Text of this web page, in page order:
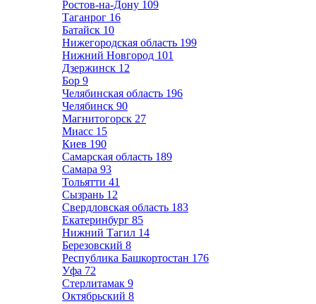
Ростов-на-Дону 109
Таганрог 16
Батайск 10
Нижегородская область 199
Нижний Новгород 101
Дзержинск 12
Бор 9
Челябинская область 196
Челябинск 90
Магнитогорск 27
Миасс 15
Киев 190
Самарская область 189
Самара 93
Тольятти 41
Сызрань 12
Свердловская область 183
Екатеринбург 85
Нижний Тагил 14
Березовский 8
Республика Башкортостан 176
Уфа 72
Стерлитамак 9
Октябрьский 8